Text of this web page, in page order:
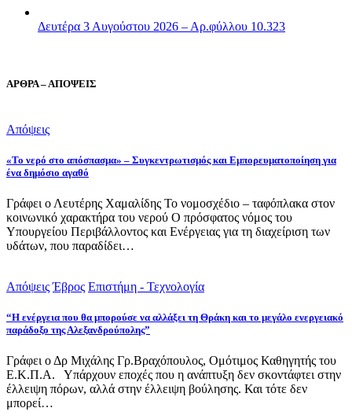
Δευτέρα 3 Αυγούστου 2026 – Αρ.φύλλου 10.323
ΑΡΘΡΑ – ΑΠΟΨΕΙΣ
Απόψεις
«Το νερό στο απόσπασμα» – Συγκεντρωτισμός και Εμπορευματοποίηση για
ένα δημόσιο αγαθό
Γράφει ο Λευτέρης Χαμαλίδης Το νομοσχέδιο – ταφόπλακα στον
κοινωνικό χαρακτήρα του νερού Ο πρόσφατος νόμος του
Υπουργείου Περιβάλλοντος και Ενέργειας για τη διαχείριση των
υδάτων, που παραδίδει…
Απόψεις Έβρος Επιστήμη - Τεχνολογία
“Η ενέργεια που θα μπορούσε να αλλάξει τη Θράκη και το μεγάλο ενεργειακό
παράδοξο της Αλεξανδρούπολης”
Γράφει ο Δρ Μιχάλης Γρ.Βραχόπουλος, Ομότιμος Καθηγητής του
Ε.Κ.Π.Α. Υπάρχουν εποχές που η ανάπτυξη δεν σκοντάφτει στην
έλλειψη πόρων, αλλά στην έλλειψη βούλησης. Και τότε δεν
μπορεί…